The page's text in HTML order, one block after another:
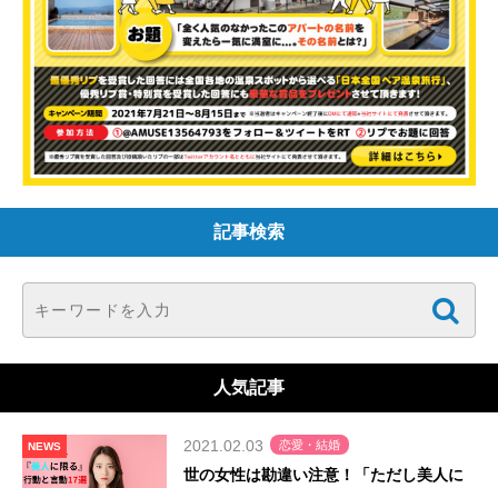
記事検索
人気記事
NEWS 2021.02.03 恋愛・結婚
世の女性は勘違い注意！「ただし美人に